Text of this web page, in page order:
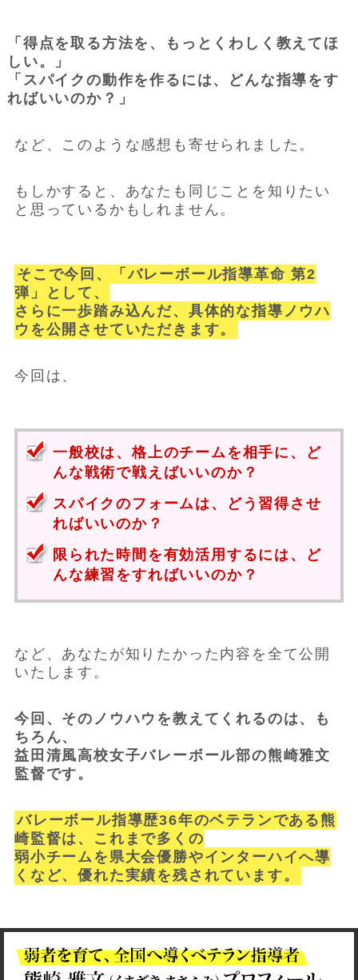
「得点を取る方法を、もっとくわしく教えてほ
しい。」
「スパイクの動作を作るには、どんな指導をす
ればいいのか？」
など、このような感想も寄せられました。
もしかすると、あなたも同じことを知りたい
と思っているかもしれません。
そこで今回、「バレーボール指導革命 第2
弾」として、
さらに一歩踏み込んだ、具体的な指導ノウハ
ウを公開させていただきます。
今回は、
一般校は、格上のチームを相手に、ど
んな戦術で戦えばいいのか？
スパイクのフォームは、どう習得させ
ればいいのか？
限られた時間を有効活用するには、ど
んな練習をすればいいのか？
など、あなたが知りたかった内容を全て公開
いたします。
今回、そのノウハウを教えてくれるのは、も
ちろん、
益田清風高校女子バレーボール部の熊崎雅文
監督です。
バレーボール指導歴36年のベテランである熊
崎監督は、これまで多くの
弱小チームを県大会優勝やインターハイへ導
くなど、優れた実績を残されています。